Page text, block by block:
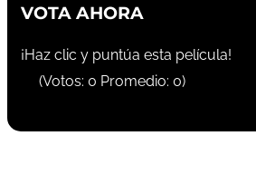
VOTA AHORA
¡Haz clic y puntúa esta película!
(Votos: 0 Promedio: 0)